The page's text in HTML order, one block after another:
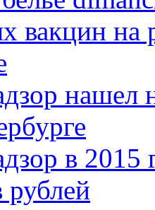
вакцин на
в